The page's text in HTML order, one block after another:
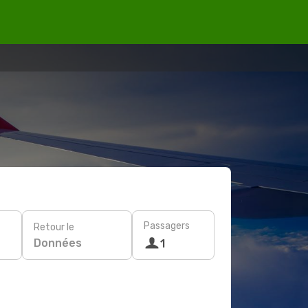
Retour le
Données
Passagers
1